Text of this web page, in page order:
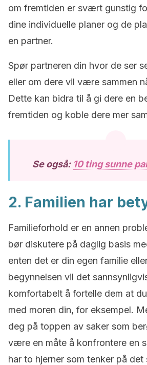
om fremtiden er svært gunstig
dine individuelle planer og de
en partner.
Spør partneren din hvor de ser
eller om dere vil være sammen
Dette kan bidra til å gi dere en
fremtiden og koble dere mer
Se også: 10 ting sunne
2. Familien har
Familieforhold er en annen
bør diskutere på daglig basis
enten det er din egen familie
begynnelsen vil det
komfortabelt å fortelle dem at
med moren din, for eksempel.
deg på toppen av saker som
være en måte å konfrontere en
har to hjerner som tenker på det